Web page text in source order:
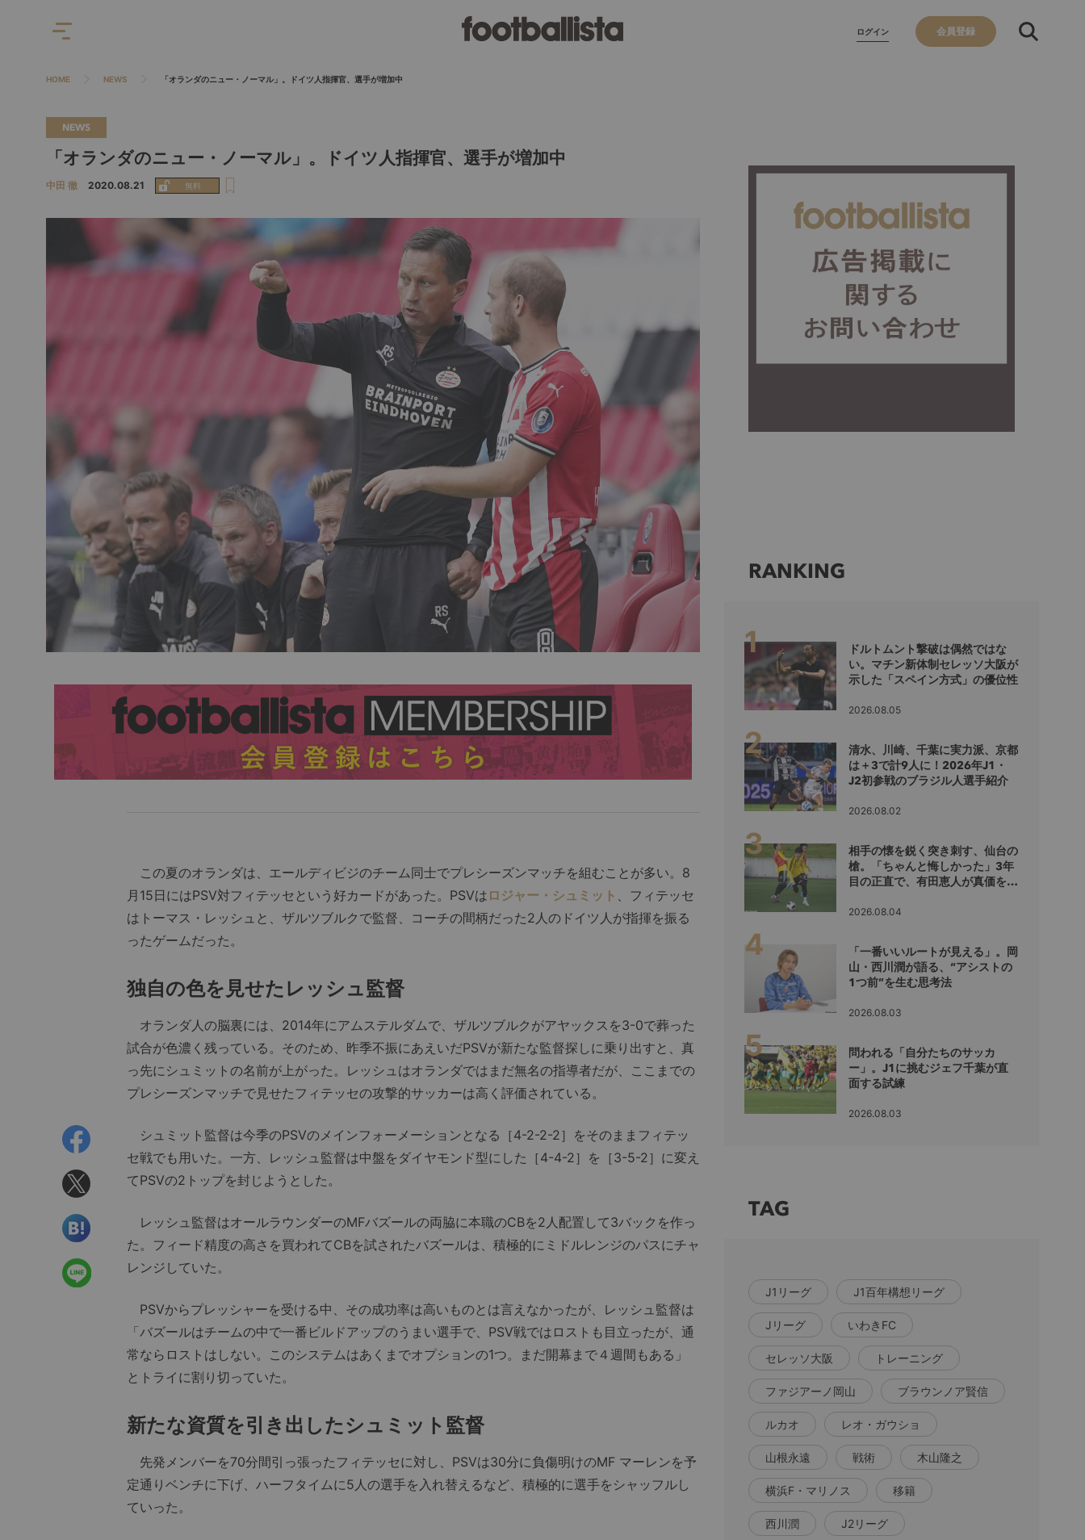
ログイン 会員登録
HOME NEWS 「オランダのニュー・ノーマル」。ドイツ人指揮官、選手が増加中
NEWS
「オランダのニュー・ノーマル」。ドイツ人指揮官、選手が増加中
中田 徹 2020.08.21
この夏のオランダは、エールディビジのチーム同士でプレシーズンマッチを組むことが多い。8
月15日にはPSV対フィテッセという好カードがあった。PSVは ロジャー・シュミット 、フィテッセ
はトーマス・レッシュと、ザルツブルクで監督、コーチの間柄だった2人のドイツ人が指揮を振る
ったゲームだった。
独自の色を見せたレッシュ監督
オランダ人の脳裏には、2014年にアムステルダムで、ザルツブルクがアヤックスを3-0で葬った
試合が色濃く残っている。そのため、昨季不振にあえいだPSVが新たな監督探しに乗り出すと、真
っ先にシュミットの名前が上がった。レッシュはオランダではまだ無名の指導者だが、ここまでの
プレシーズンマッチで見せたフィテッセの攻撃的サッカーは高く評価されている。
シュミット監督は今季のPSVのメインフォーメーションとなる［4-2-2-2］をそのままフィテッ
セ戦でも用いた。一方、レッシュ監督は中盤をダイヤモンド型にした［4-4-2］を［3-5-2］に変え
てPSVの2トップを封じようとした。
レッシュ監督はオールラウンダーのMFバズールの両脇に本職のCBを2人配置して3バックを作っ
た。フィード精度の高さを買われてCBを試されたバズールは、積極的にミドルレンジのパスにチャ
レンジしていた。
PSVからプレッシャーを受ける中、その成功率は高いものとは言えなかったが、レッシュ監督は
「バズールはチームの中で一番ビルドアップのうまい選手で、PSV戦ではロストも目立ったが、通
常ならロストはしない。このシステムはあくまでオプションの1つ。まだ開幕まで４週間もある」
とトライに割り切っていた。
新たな資質を引き出したシュミット監督
先発メンバーを70分間引っ張ったフィテッセに対し、PSVは30分に負傷明けのMF マーレンを予
定通りベンチに下げ、ハーフタイムに5人の選手を入れ替えるなど、積極的に選手をシャッフルし
ていった。
RANKING
ドルトムント撃破は偶然ではな
い。マチン新体制セレッソ大阪が
示した「スペイン方式」の優位性
2026.08.05
清水、川崎、千葉に実力派、京都
は＋3で計9人に！2026年J1・
J2初参戦のブラジル人選手紹介
2026.08.02
相手の懐を鋭く突き刺す、仙台の
槍。「ちゃんと悔しかった」3年
目の正直で、有田恵人が真価を示
2026.08.04
「一番いいルートが見える」。岡
山・西川潤が語る、“アシストの
1つ前”を生む思考法
2026.08.03
問われる「自分たちのサッカ
ー」。J1に挑むジェフ千葉が直
面する試練
2026.08.03
TAG
J1リーグ J1百年構想リーグ
Jリーグ いわきFC
セレッソ大阪 トレーニング
ファジアーノ岡山 ブラウンノア賢信
ルカオ レオ・ガウショ
山根永遠 戦術 木山隆之
横浜F・マリノス 移籍
西川潤 J2リーグ